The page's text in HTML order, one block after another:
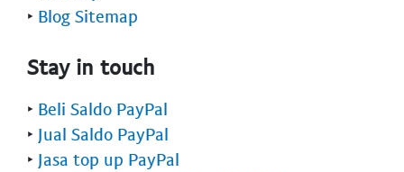
‣ Blog Sitemap
Stay in touch
‣ Beli Saldo PayPal
‣ Jual Saldo PayPal
‣ Jasa top up PayPal